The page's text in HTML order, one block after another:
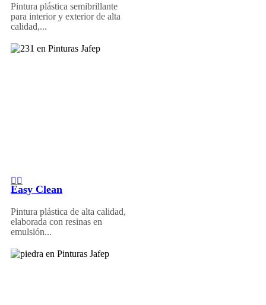
Pintura plástica semibrillante
para interior y exterior de alta
calidad,...
Easy Clean
Pintura plástica de alta calidad,
elaborada con resinas en
emulsión...